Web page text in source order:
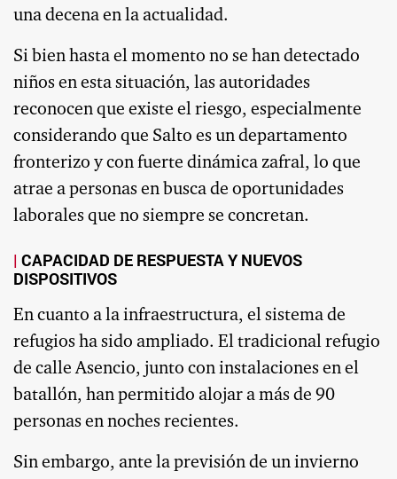
una decena en la actualidad.
Si bien hasta el momento no se han detectado
niños en esta situación, las autoridades
reconocen que existe el riesgo, especialmente
considerando que Salto es un departamento
fronterizo y con fuerte dinámica zafral, lo que
atrae a personas en busca de oportunidades
laborales que no siempre se concretan.
CAPACIDAD DE RESPUESTA Y NUEVOS
DISPOSITIVOS
En cuanto a la infraestructura, el sistema de
refugios ha sido ampliado. El tradicional refugio
de calle Asencio, junto con instalaciones en el
batallón, han permitido alojar a más de 90
personas en noches recientes.
Sin embargo, ante la previsión de un invierno